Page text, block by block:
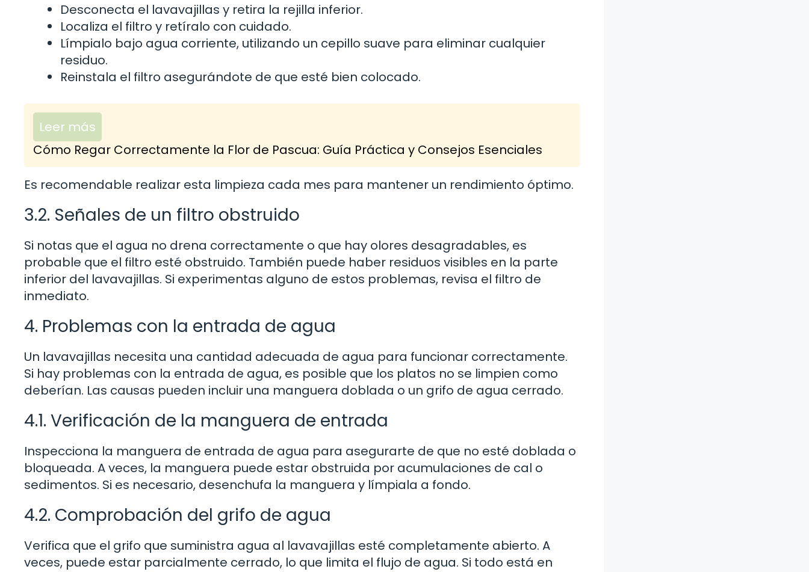
Desconecta el lavavajillas y retira la rejilla inferior.
Localiza el filtro y retíralo con cuidado.
Límpialo bajo agua corriente, utilizando un cepillo suave para eliminar cualquier
residuo.
Reinstala el filtro asegurándote de que esté bien colocado.
Leer más
Cómo Regar Correctamente la Flor de Pascua: Guía Práctica y Consejos Esenciales
Es recomendable realizar esta limpieza cada mes para mantener un rendimiento óptimo.
3.2. Señales de un filtro obstruido
Si notas que el agua no drena correctamente o que hay olores desagradables, es
probable que el filtro esté obstruido. También puede haber residuos visibles en la parte
inferior del lavavajillas. Si experimentas alguno de estos problemas, revisa el filtro de
inmediato.
4. Problemas con la entrada de agua
Un lavavajillas necesita una cantidad adecuada de agua para funcionar correctamente.
Si hay problemas con la entrada de agua, es posible que los platos no se limpien como
deberían. Las causas pueden incluir una manguera doblada o un grifo de agua cerrado.
4.1. Verificación de la manguera de entrada
Inspecciona la manguera de entrada de agua para asegurarte de que no esté doblada o
bloqueada. A veces, la manguera puede estar obstruida por acumulaciones de cal o
sedimentos. Si es necesario, desenchufa la manguera y límpiala a fondo.
4.2. Comprobación del grifo de agua
Verifica que el grifo que suministra agua al lavavajillas esté completamente abierto. A
veces, puede estar parcialmente cerrado, lo que limita el flujo de agua. Si todo está en